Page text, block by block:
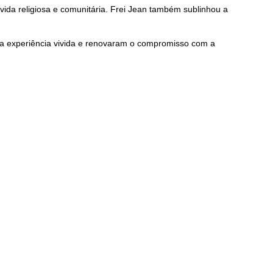
religiosa e comunitária. Frei Jean também sublinhou a
vivida e renovaram o compromisso com a